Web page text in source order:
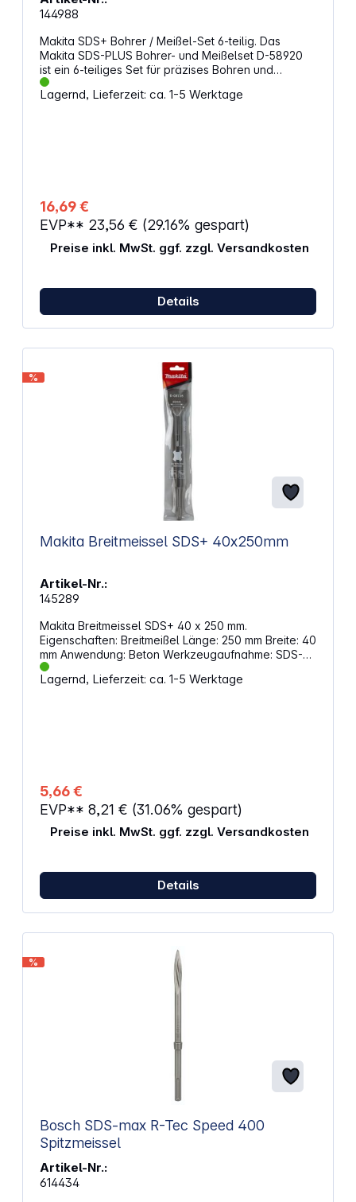
144988
Makita SDS+ Bohrer / Meißel-Set 6-teilig. Das
Makita SDS-PLUS Bohrer- und Meißelset D-58920
ist ein 6-teiliges Set für präzises Bohren und
Meißeln in Beton und anderen harten Materialien.
Es enthält hochwertige SDS-PLUS Bohrer und
Lagernd, Lieferzeit: ca. 1-5 Werktage
16,69 €
EVP** 23,56 € (29.16% gespart)
Preise inkl. MwSt. ggf. zzgl. Versandkosten
Details
%
Makita Breitmeissel SDS+ 40x250mm
Artikel-Nr.:
145289
Makita Breitmeissel SDS+ 40 x 250 mm.
Eigenschaften: Breitmeißel Länge: 250 mm Breite: 40
mm Anwendung: Beton Werkzeugaufnahme: SDS-
Lagernd, Lieferzeit: ca. 1-5 Werktage
5,66 €
EVP** 8,21 € (31.06% gespart)
Preise inkl. MwSt. ggf. zzgl. Versandkosten
Details
%
Bosch SDS-max R-Tec Speed 400
Spitzmeissel
Artikel-Nr.:
614434